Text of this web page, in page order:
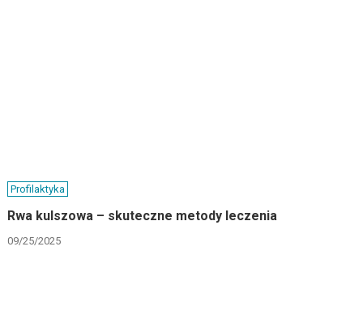
Profilaktyka
Rwa kulszowa – skuteczne metody leczenia
09/25/2025